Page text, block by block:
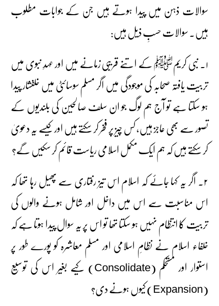
سوالات ذہن میں پیدا ہوتے ہیں جن کے جوابات مطلوب
ہیں۔ سوالات حسبِ ذیل ہیں:
۱۔ نبی کریمﷺ کے اتنے قریبی زمانے میں اور عہدِ نبوی میں
تربیت یافتہ صحابہ کی موجودگی میں اگر مسلم سوسائٹی میں خلفشار پیدا
ہو سکتا ہے تو آج ہم لوگ جو ان سلف صالحین کی بلندیوں کے
تصور سے بھی عاجز ہیں، کس چیز پر فخر کر سکتے ہیں اور کیسے یہ دعویٰ
کر سکتے ہیں کہ ہم ایک مکمل اسلامی ریاست قائم کر سکیں گے؟
۲۔ اگر یہ کہا جائے کہ اسلام اس تیز رفتاری سے پھیل رہا تھا کہ
اس مناسبت سے اس میں داخل اور شامل ہونے والوں کی
تربیت کا انتظام نہیں ہو سکتا تھا تو اس پر یہ سوال پیدا ہوتا ہے کہ
خلفاء اسلام نے نظامِ اسلامی اور مسلم معاشرہ کو پورے طور پر
استوار اور مستحکم (Consolidate) کیے بغیر اس کی توسیع
(Expansion) کیوں ہونے دی؟